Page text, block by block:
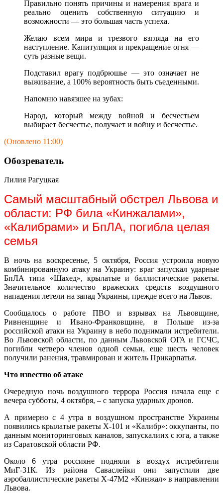
Правильно понять причины и намерения врага и
реально оценить собственную ситуацию и
возможности — это большая часть успеха.
Желаю всем мира и трезвого взгляда на его
наступление. Капитуляция и прекращение огня —
суть разные вещи.
Подставил врагу подбрюшье — это означает не
выживание, а 100% вероятность быть съеденными.
Напомню навязшее на зубах:
Народ, который между войной и бесчестьем
выбирает бесчестье, получает и войну и бесчестье.
(Оновлено 11:00)
Обозреватель
Лилия Рагуцкая
Самый масштабный обстрел Львова и
области: РФ била «Кинжалами»,
«Калибрами» и БпЛА, погибла целая
семья
В ночь на воскресенье, 5 октября, Россия устроила новую
комбинированную атаку на Украину: враг запускал ударные
БпЛА типа «Шахед», крылатые и баллистические ракеты.
Значительное количество вражеских средств воздушного
нападения летели на запад Украины, прежде всего на Львов.
Сообщалось о работе ПВО и взрывах на Львовщине,
Ривненщине и Ивано-Франковщине, в Польше из-за
российской атаки на Украину в небо поднимали истребители.
Во Львовской области, по данным Львовской ОГА и ГСЧС,
погибли четверо членов одной семьи, еще шесть человек
получили ранения, травмирован и житель Прикарпатья.
Что известно об атаке
Очередную ночь воздушного террора Россия начала еще с
вечера субботы, 4 октября, – с запуска ударных дронов.
А примерно с 4 утра в воздушном пространстве Украины
появились крылатые ракеты Х-101 и «Калибр»: оккупанты, по
данным мониторинговых каналов, запускалиих с юга, а также
из Саратовской области РФ.
Около 6 утра россияне подняли в воздух истребители
МиГ-31К. Из района Саваслейки они запустили две
аэробаллистические ракеты Х-47М2 «Кинжал» в направлении
Львова.